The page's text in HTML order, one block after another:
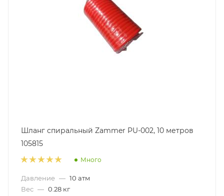
Шланг спиральный Zammer PU-002, 10 метров
105815
Много
Давление — 10 атм
Вес — 0.28 кг